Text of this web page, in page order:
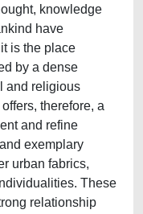
knowledge
have
is the place
by a dense
and religious
therefore, a
and refine
exemplary
urban fabrics,
These
relationship